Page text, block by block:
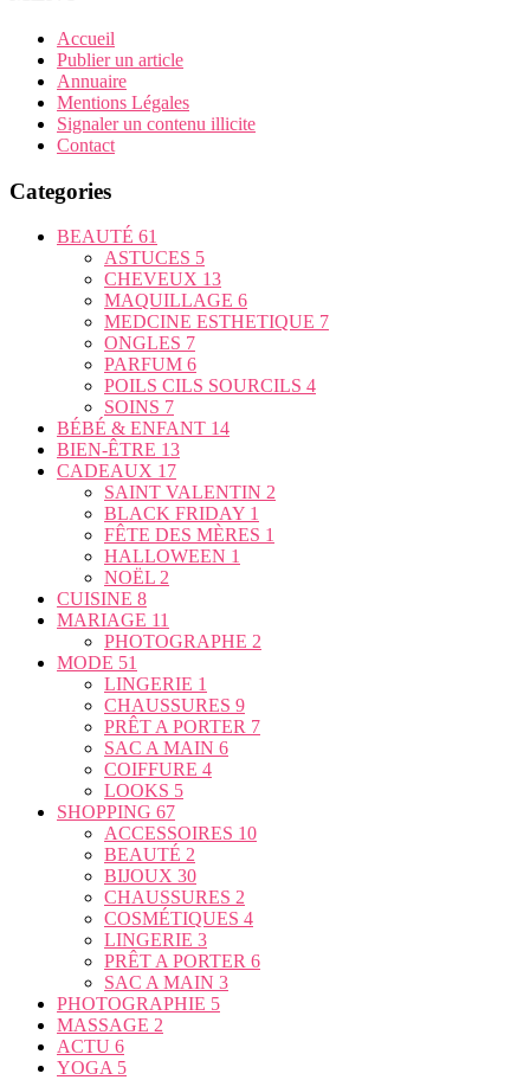
Accueil
Publier un article
Annuaire
Mentions Légales
Signaler un contenu illicite
Contact
Categories
BEAUTÉ 61
ASTUCES 5
CHEVEUX 13
MAQUILLAGE 6
MEDCINE ESTHETIQUE 7
ONGLES 7
PARFUM 6
POILS CILS SOURCILS 4
SOINS 7
BÉBÉ & ENFANT 14
BIEN-ÊTRE 13
CADEAUX 17
SAINT VALENTIN 2
BLACK FRIDAY 1
FÊTE DES MÈRES 1
HALLOWEEN 1
NOËL 2
CUISINE 8
MARIAGE 11
PHOTOGRAPHE 2
MODE 51
LINGERIE 1
CHAUSSURES 9
PRÊT A PORTER 7
SAC A MAIN 6
COIFFURE 4
LOOKS 5
SHOPPING 67
ACCESSOIRES 10
BEAUTÉ 2
BIJOUX 30
CHAUSSURES 2
COSMÉTIQUES 4
LINGERIE 3
PRÊT A PORTER 6
SAC A MAIN 3
PHOTOGRAPHIE 5
MASSAGE 2
ACTU 6
YOGA 5